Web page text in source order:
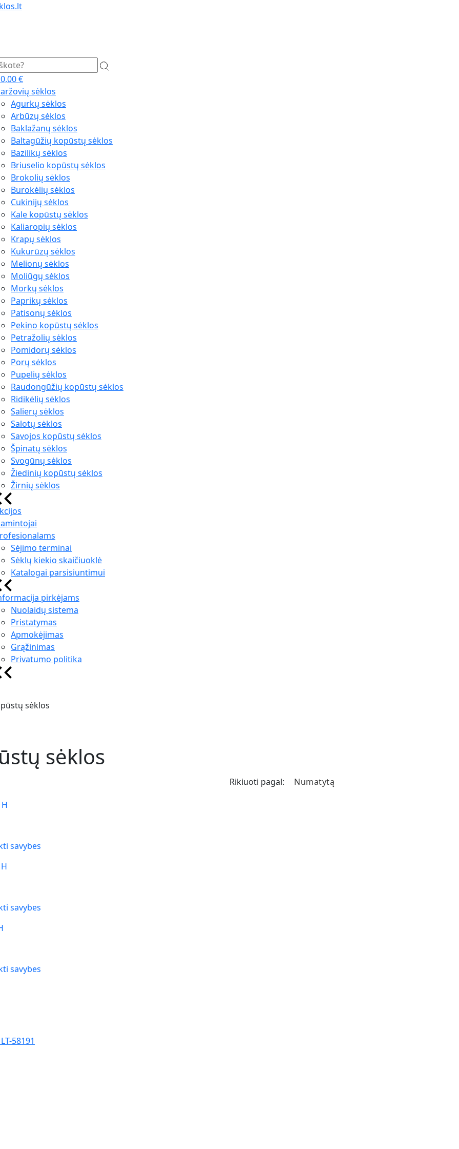
0,00€
sėklos
Agurkų sėklos
Arbūzų sėklos
Baklažanų sėklos
Baltagūžių kopūstų sėklos
Bazilikų sėklos
Briuselio kopūstų sėklos
Brokolių sėklos
Burokėlių sėklos
Cukinijų sėklos
Kale kopūstų sėklos
Kaliaropių sėklos
Krapų sėklos
Kukurūzų sėklos
Melionų sėklos
Moliūgų sėklos
Morkų sėklos
Paprikų sėklos
Patisonų sėklos
Pekino kopūstų sėklos
Petražolių sėklos
Pomidorų sėklos
Porų sėklos
Pupelių sėklos
Raudongūžių kopūstų sėklos
Ridikėlių sėklos
Salierų sėklos
Salotų sėklos
Savojos kopūstų sėklos
Špinatų sėklos
Svogūnų sėklos
Žiedinių kopūstų sėklos
Žirnių sėklos
Sėjimo terminai
Sėklų kiekio skaičiuoklė
Katalogai parsisiuntimui
pirkėjams
Nuolaidų sistema
Pristatymas
Apmokėjimas
Grąžinimas
Privatumo politika
sėklos
sėklos
Rikiuoti pagal:
savybes
savybes
savybes
58191